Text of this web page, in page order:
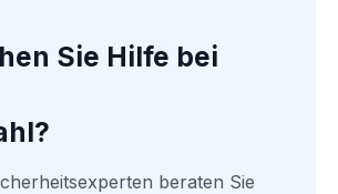
Sie Hilfe bei
beraten Sie